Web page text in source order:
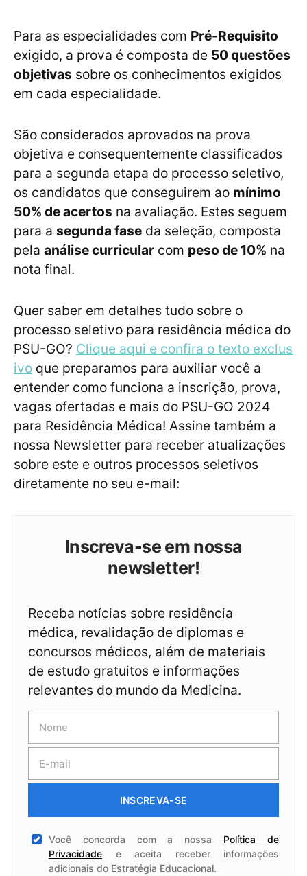
Para as especialidades com Pré-Requisito
exigido, a prova é composta de 50 questões
objetivas sobre os conhecimentos exigidos
em cada especialidade.
São considerados aprovados na prova
objetiva e consequentemente classificados
para a segunda etapa do processo seletivo,
os candidatos que conseguirem ao mínimo
50% de acertos na avaliação. Estes seguem
para a segunda fase da seleção, composta
pela análise curricular com peso de 10% na
nota final.
Quer saber em detalhes tudo sobre o
processo seletivo para residência médica do
PSU-GO? Clique aqui e confira o texto exclus
ivo que preparamos para auxiliar você a
entender como funciona a inscrição, prova,
vagas ofertadas e mais do PSU-GO 2024
para Residência Médica! Assine também a
nossa Newsletter para receber atualizações
sobre este e outros processos seletivos
diretamente no seu e-mail:
Inscreva-se em nossa
newsletter!
Receba notícias sobre residência
médica, revalidação de diplomas e
concursos médicos, além de materiais
de estudo gratuitos e informações
relevantes do mundo da Medicina.
INSCREVA-SE
Você concorda com a nossa Política de
Privacidade e aceita receber informações
adicionais do Estratégia Educacional.